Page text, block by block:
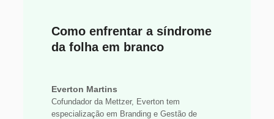
Como enfrentar a síndrome
da folha em branco
Everton Martins
Cofundador da Mettzer, Everton tem
especialização em Branding e Gestão de